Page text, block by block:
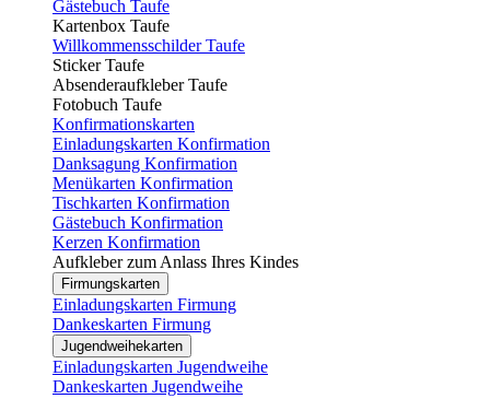
Gästebuch Taufe
Kartenbox Taufe
Willkommensschilder Taufe
Sticker Taufe
Absenderaufkleber Taufe
Fotobuch Taufe
Konfirmationskarten
Einladungskarten Konfirmation
Danksagung Konfirmation
Menükarten Konfirmation
Tischkarten Konfirmation
Gästebuch Konfirmation
Kerzen Konfirmation
Aufkleber zum Anlass Ihres Kindes
Firmungskarten
Einladungskarten Firmung
Dankeskarten Firmung
Jugendweihekarten
Einladungskarten Jugendweihe
Dankeskarten Jugendweihe